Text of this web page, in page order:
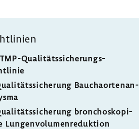
​Qualitätssicherungs-
Baucha­or­ten­an­
bron­cho­sko­pi­
Lungen­vo­lu­men­re­duk­tion